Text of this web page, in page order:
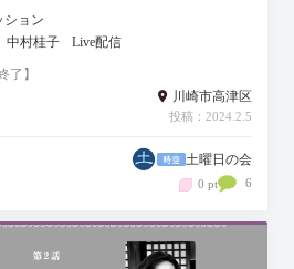
ション
中村桂子 Live配信
了】
川崎市高津区
投稿：2024.2.5
土曜日の会
0 pt 6